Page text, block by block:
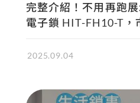
完整介紹！不用再跑
電子鎖 HIT-FH10-T，
2025.09.04